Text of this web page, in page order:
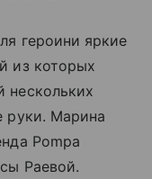
героини яркие
из которых
нескольких
руки. Марина
Pompa
Раевой.